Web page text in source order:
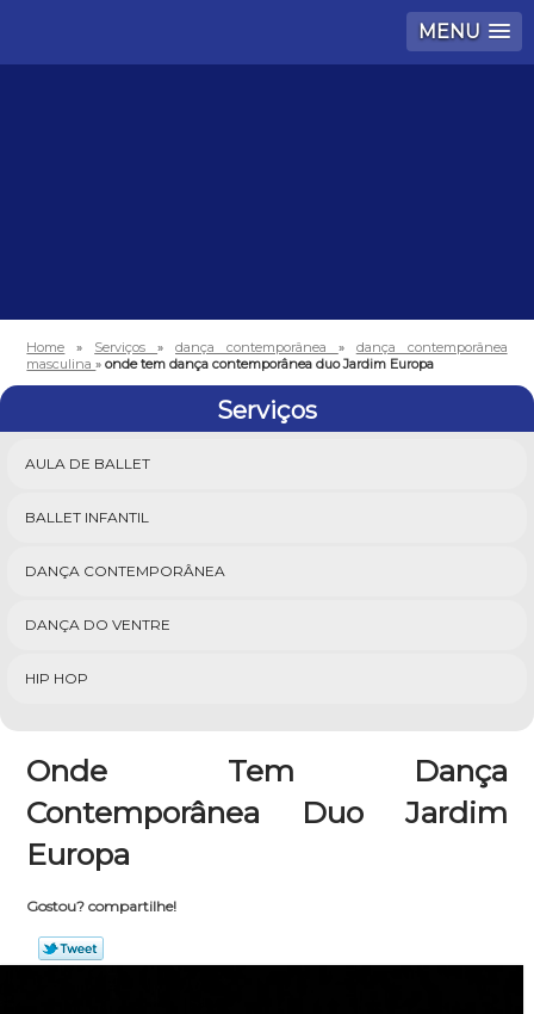
MENU
Home » Serviços»dança contemporânea » dança contemporânea
masculina»onde tem dança contemporânea duo Jardim Europa
Serviços
AULA DE BALLET
BALLET INFANTIL
DANÇA CONTEMPORÂNEA
DANÇA DO VENTRE
HIP HOP
Onde Tem Dança
Contemporânea Duo Jardim
Europa
Gostou? compartilhe!